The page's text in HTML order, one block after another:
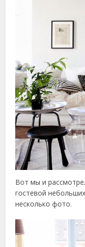
Вот мы и
гостевой
несколько фото.